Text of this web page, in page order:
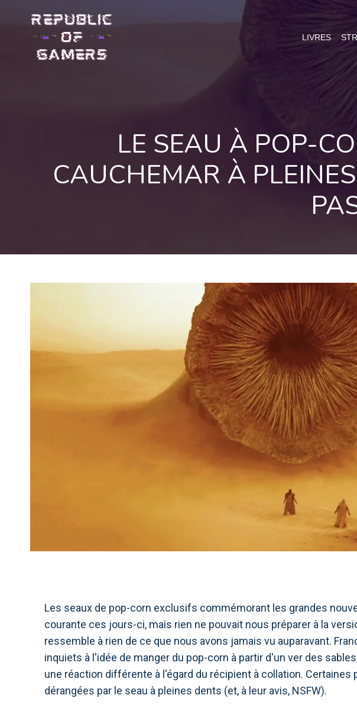
content
LIVRES
LE SEAU À POP-
CAUCHEMAR À
Les seaux de pop-corn exclusifs commémorant les grandes
courante ces jours-ci, mais rien ne pouvait nous préparer à la
ressemble à rien de ce que nous avons jamais vu auparavant.
inquiets à l'idée de manger du pop-corn à partir d'un ver des
une réaction différente à l'égard du récipient à collation.
dérangées par le seau à pleines dents (et, à leur avis, NSFW).